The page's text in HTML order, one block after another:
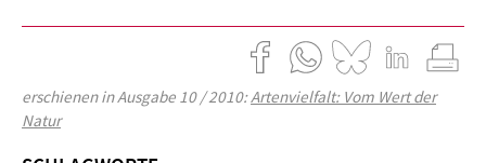
erschienen in Ausgabe 10 / 2010:Artenvielfalt: Vom Wert der
Natur